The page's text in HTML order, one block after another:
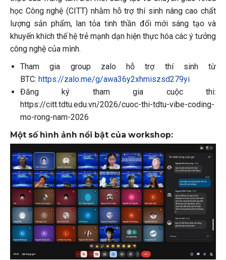
học Công nghệ (CITT) nhằm hỗ trợ thí sinh nâng cao chất
lượng sản phẩm, lan tỏa tinh thần đổi mới sáng tạo và
khuyến khích thế hệ trẻ mạnh dạn hiện thực hóa các ý tưởng
công nghệ của mình.
Tham gia group zalo hỗ trợ thí sinh từ
BTC: https://zalo.me/g/awa36y2xhmiszsd279yi
Đăng ký tham gia cuộc thi:
https://citt.tdtu.edu.vn/2026/cuoc-thi-tdtu-vibe-coding-
mo-rong-nam-2026
Một số hình ảnh nổi bật của workshop: